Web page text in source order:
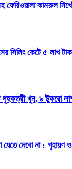
ফেরিওয়ালা কামরুল
সিলিং কেটে ৫ লাখ
গৃহকত্রী খুন, ৯ টুকরো
দেবো না : গৃহায়ণ ও